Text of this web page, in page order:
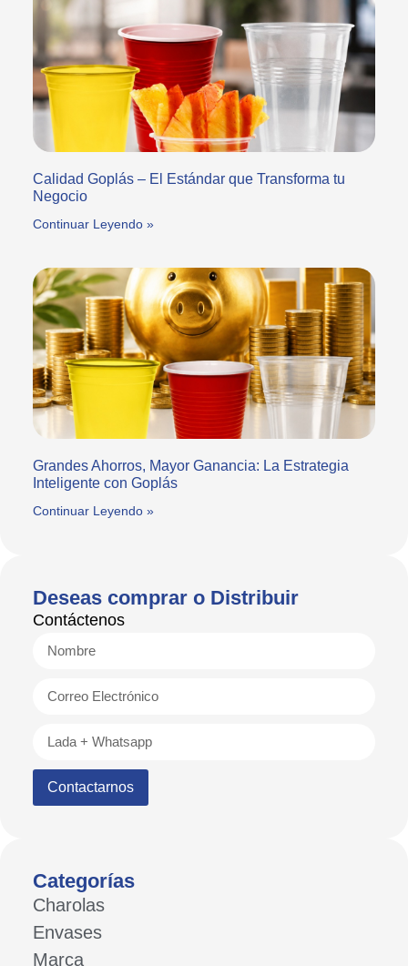
Calidad Goplás – El Estándar que Transforma tu
Negocio
Continuar Leyendo »
Grandes Ahorros, Mayor Ganancia: La Estrategia
Inteligente con Goplás
Continuar Leyendo »
Deseas comprar o Distribuir
Contáctenos
Contactarnos
Categorías
Charolas
Envases
Marca